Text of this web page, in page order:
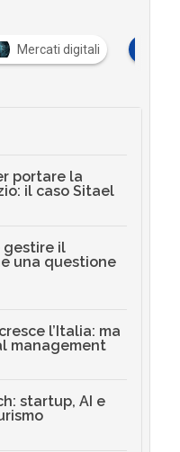
Mercati digitali
portare la
il caso Sitael
gestire il
una questione
l’Italia: ma
management
startup, AI e